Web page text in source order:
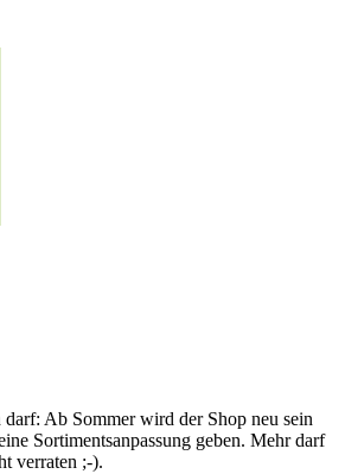
darf: Ab Sommer wird der Shop neu sein
Sortimentsanpassung geben. Mehr darf
verraten ;-).